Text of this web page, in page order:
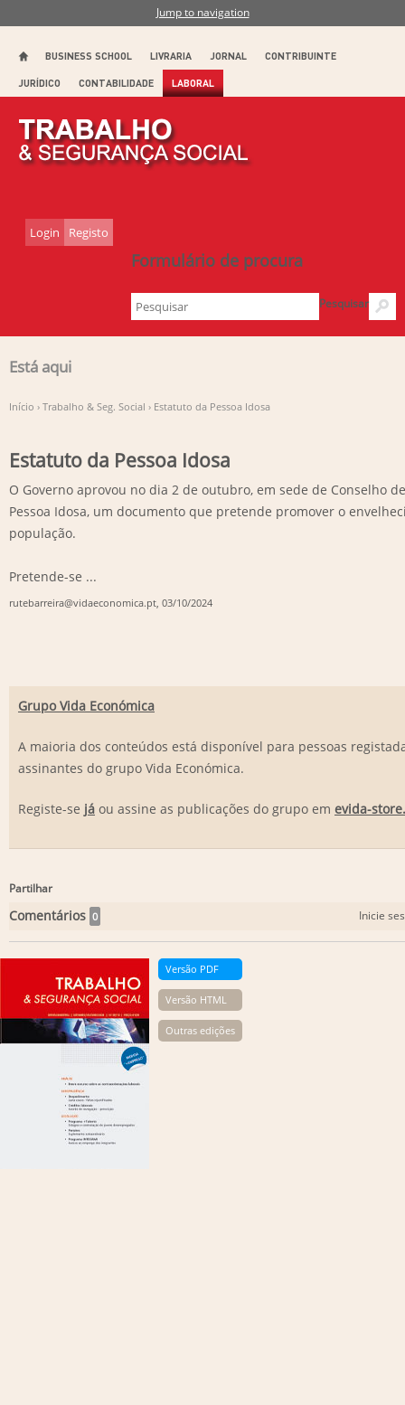
Jump to navigation
BUSINESS SCHOOL LIVRARIA JORNAL CONTRIBUINTE
JURÍDICO CONTABILIDADE LABORAL
Formulário de procura
Pesquisar
Login Registo
Está aqui
Início › Trabalho & Seg. Social › Estatuto da Pessoa Idosa
Estatuto da Pessoa Idosa
O Governo aprovou no dia 2 de outubro, em sede de Conselho
Pessoa Idosa, um documento que pretende promover o
população.
Pretende-se ...
rutebarreira@vidaeconomica.pt, 03/10/2024
Grupo Vida Económica
A maioria dos conteúdos está disponível para pessoas
assinantes do grupo Vida Económica.
Registe-se já ou assine as publicações do grupo em evida-
Partilhar
Comentários 0 Inicie
Versão PDF
Versão HTML
Outras edições